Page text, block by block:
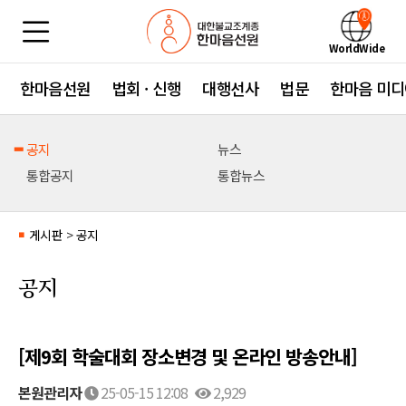
WorldWide
한마음선원 법회 · 신행 대행선사 법문 한마음 미
공지
뉴스
통합공지
통합뉴스
■ 게시판 >공지
공지
[제9회 학술대회 장소변경 및 온라인 방송안내]
본원관리자 25-05-15 12:08 2,929